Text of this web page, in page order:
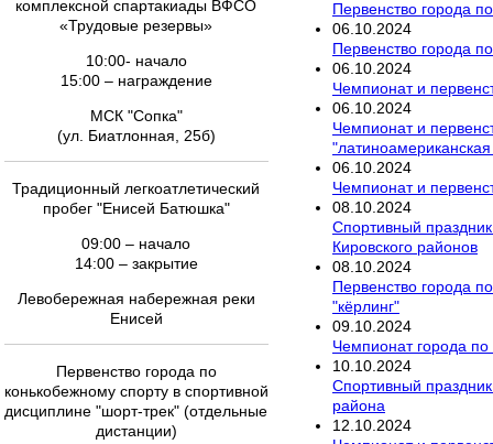
комплексной спартакиады ВФСО
«Трудовые резервы»
10:00- начало
15:00 – награждение
МСК "Сопка"
(ул. Биатлонная, 25б)
Традиционный легкоатлетический
пробег "Енисей Батюшка"
09:00 – начало
14:00 – закрытие
Левобережная набережная реки
Енисей
Первенство города по
конькобежному спорту в спортивной
дисциплине "шорт-трек" (отдельные
дистанции)
Первенство города
06 10 2024
Первенство города
06 10 2024
Чемпионат и
06 10 2024
Чемпионат и
06 10 2024
Чемпионат и
08 10 2024
Спортивный
Кировского районов
08 10 2024
Первенство города
"кёрлинг"
09 10 2024
Чемпионат города
10 10 2024
Спортивный
района
12 10 2024